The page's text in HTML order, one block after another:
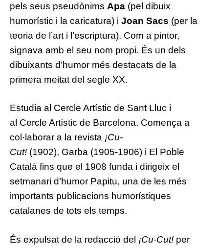
pels seus pseudònims Apa (pel dibuix
humorístic i la caricatura) i Joan Sacs (per la
teoria de l’art i l’escriptura). Com a pintor,
signava amb el seu nom propi. És un dels
dibuixants d’humor més destacats de la
primera meitat del segle XX.
Estudia al Cercle Artístic de Sant Lluc i
al Cercle Artístic de Barcelona. Comença a
col·laborar a la revista ¡Cu-
Cut! (1902), Garba (1905-1906) i El Poble
Català fins que el 1908 funda i dirigeix el
setmanari d’humor Papitu, una de les més
importants publicacions humorístiques
catalanes de tots els temps.
És expulsat de la redacció del ¡Cu-Cut! per